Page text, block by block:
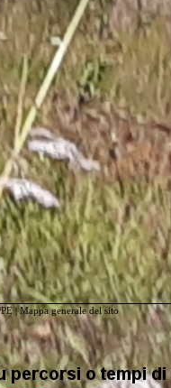
|Mappa generale del sito